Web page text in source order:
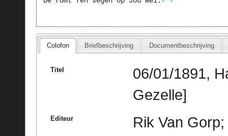
Colofon Briefbeschrijving Documentbeschrijving
Titel
06/01/1891,
Gezelle]
Editeur Rik Van